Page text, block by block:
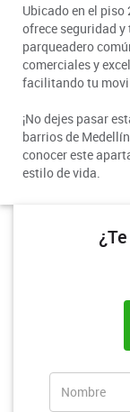
Ubicado en el
ofrece seguridad
parqueadero
comerciales y
facilitando tu
¡No dejes pasar
barrios de
conocer este
estilo de vida.